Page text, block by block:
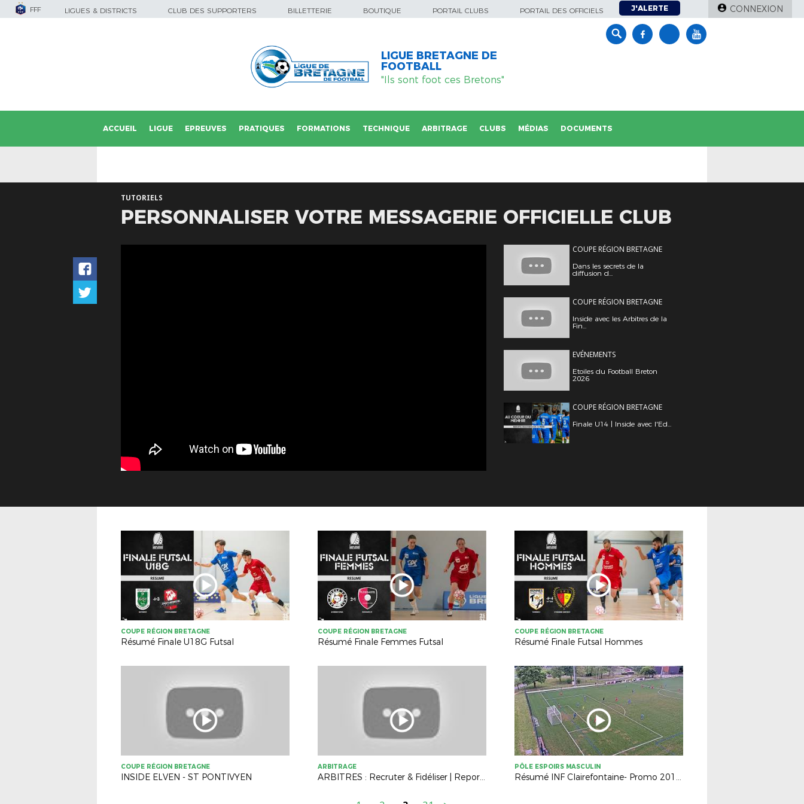
FFF LIGUES & DISTRICTS CLUB DES SUPPORTERS BILLETTERIE BOUTIQUE PORTAIL CLUBS PORTAIL DES OFFICIELS J'ALERTE CONNEXION
LIGUE BRETAGNE DE
FOOTBALL
"Ils sont foot ces Bretons"
ACCUEIL LIGUE EPREUVES PRATIQUES FORMATIONS TECHNIQUE ARBITRAGE CLUBS MÉDIAS DOCUMENTS
TUTORIELS
PERSONNALISER VOTRE MESSAGERIE OFFICIELLE CLUB
COUPE RÉGION BRETAGNE
Dans les secrets de la
diffusion d...
COUPE RÉGION BRETAGNE
Inside avec les Arbitres de la
Fin...
EVÉNEMENTS
Etoiles du Football Breton
2026
COUPE RÉGION BRETAGNE
Finale U14 | Inside avec l'Ed...
COUPE RÉGION BRETAGNE
Résumé Finale U18G Futsal
COUPE RÉGION BRETAGNE
Résumé Finale Femmes Futsal
COUPE RÉGION BRETAGNE
Résumé Finale Futsal Hommes
COUPE RÉGION BRETAGNE
INSIDE ELVEN - ST PONTIVYEN
ARBITRAGE
ARBITRES : Recruter & Fidéliser | Reportage au sein de l'US Liffré
PÔLE ESPOIRS MASCULIN
Résumé INF Clairefontaine- Promo 2010 (2-1)